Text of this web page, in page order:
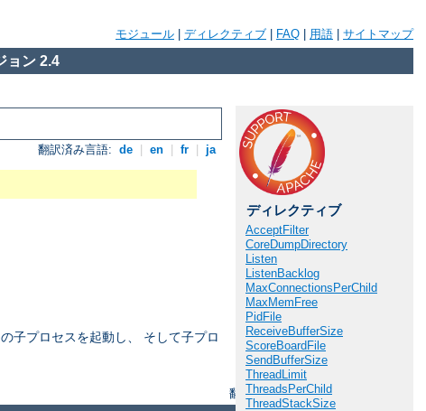
モジュール ディレクティブ FAQ 用語 サイトマップ
ョン 2.4
翻訳済み言語: de en fr ja
子プロセスを起動し、 そして子プロ
ディレクティブ
AcceptFilter
CoreDumpDirectory
Listen
ListenBacklog
MaxConnectionsPerChild
MaxMemFree
PidFile
ReceiveBufferSize
ScoreBoardFile
SendBufferSize
ThreadLimit
ThreadsPerChild
ThreadStackSize
翻訳済み言語:de|